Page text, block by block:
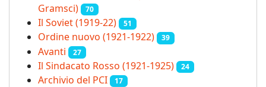
Gramsci)
70
Il Soviet (1919‑22) 51
Ordine nuovo (1921-1922) 39
Avanti 27
Il Sindacato Rosso (1921-1925) 24
Archivio del PCI 17